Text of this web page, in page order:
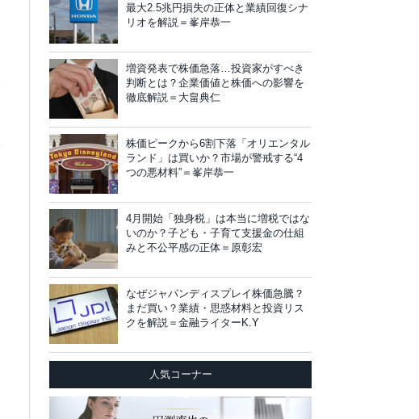
最大2.5兆円損失の正体と業績回復シナ
リオを解説＝峯岸恭一
増資発表で株価急落…投資家がすべき
判断とは？企業価値と株価への影響を
徹底解説＝大畠典仁
株価ピークから6割下落「オリエンタル
ランド」は買いか？市場が警戒する“4
つの悪材料”＝峯岸恭一
4月開始「独身税」は本当に増税ではな
いのか？子ども・子育て支援金の仕組
みと不公平感の正体＝原彰宏
なぜジャパンディスプレイ株価急騰？
まだ買い？業績・思惑材料と投資リス
クを解説＝金融ライターK.Y
人気コーナー